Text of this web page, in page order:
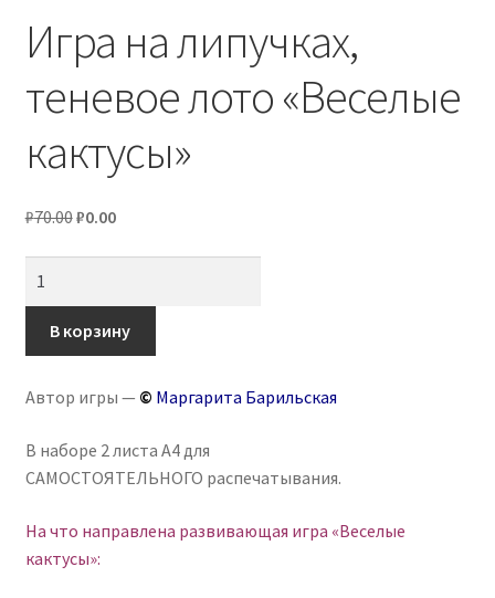
КОНТАКТЫ
Игра на липучках,
теневое лото «Веселые
кактусы»
₽70.00Первоначальная
₽0.00Текущая
Игра
на
теневое
«Веселые
кактусы»
В корзину
Автор игры — © Маргарита Барильская
В наборе 2 листа А4 для
САМОСТОЯТЕЛЬНОГО распечатывания.
На что направлена развивающая игра «Веселые
кактусы»: